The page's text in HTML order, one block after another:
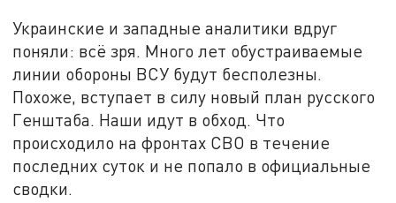
Украинские и западные аналитики вдруг
поняли: всё зря. Много лет обустраиваемые
линии обороны ВСУ будут бесполезны.
Похоже, вступает в силу новый план русского
Генштаба. Наши идут в обход. Что
происходило на фронтах СВО в течение
последних суток и не попало в официальные
сводки.